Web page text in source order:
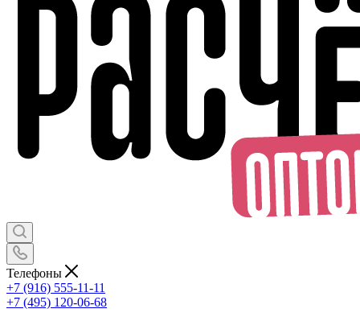
Телефоны
+7 (916) 555-11-11
+7 (495) 120-06-68